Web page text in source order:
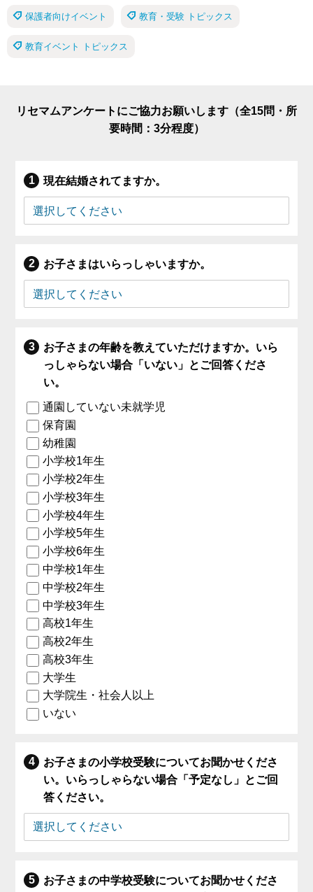
保護者向けイベント 教育・受験 トピックス
教育イベント トピックス
リセマムアンケートにご協力お願いします（全15問・所
要時間：3分程度）
現在結婚されてますか。
お子さまはいらっしゃいますか。
お子さまの年齢を教えていただけますか。いら
っしゃらない場合「いない」とご回答くださ
い。
通園していない未就学児
保育園
幼稚園
小学校1年生
小学校2年生
小学校3年生
小学校4年生
小学校5年生
小学校6年生
中学校1年生
中学校2年生
中学校3年生
高校1年生
高校2年生
高校3年生
大学生
大学院生・社会人以上
いない
お子さまの小学校受験についてお聞かせくださ
い。いらっしゃらない場合「予定なし」とご回
答ください。
お子さまの中学校受験についてお聞かせくださ